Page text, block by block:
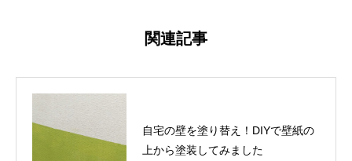
関連記事
自宅の壁を塗り替え！DIYで壁紙の
上から塗装してみました